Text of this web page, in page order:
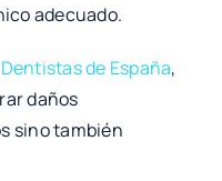
adecuado.
de España,
daños
sino también